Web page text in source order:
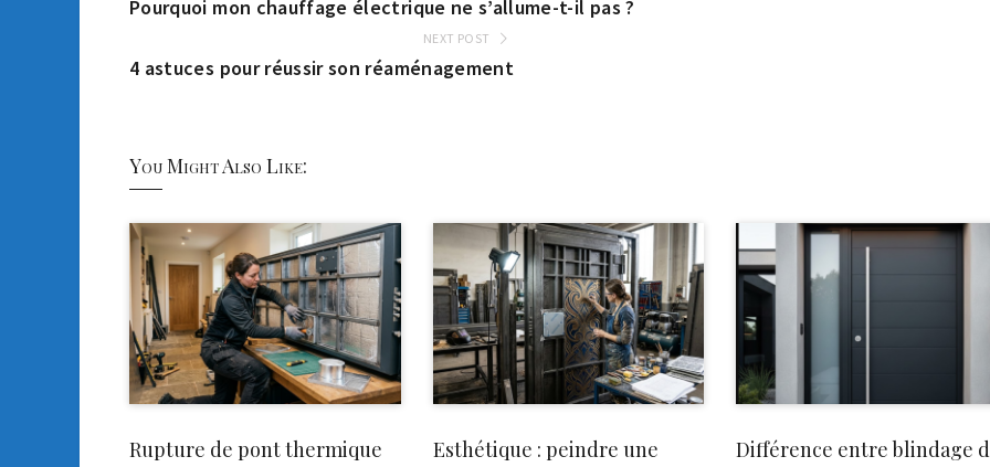
Pourquoi mon chauffage électrique ne s’allume-t-il pas ?
NEXT POST
4 astuces pour réussir son réaménagement
You Might Also Like:
Rupture de pont thermique
Esthétique : peindre une
Différence entre blindage